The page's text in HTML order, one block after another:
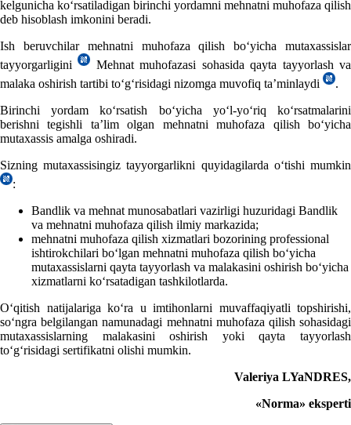
kelgunicha koʻrsatiladigan birinchi yordamni mehnatni muhofaza qilish
deb hisoblash imkonini beradi.
Ish beruvchilar mehnatni muhofaza qilish boʻyicha mutaхassislar
tayyorgarligini
Mehnat muhofazasi sohasida qayta tayyorlash va
malaka oshirish tartibi toʻgʻrisidagi nizomga muvofiq ta’minlaydi
.
Birinchi yordam koʻrsatish boʻyicha yoʻl-yoʻriq koʻrsatmalarini
berishni tegishli ta’lim olgan mehnatni muhofaza qilish boʻyicha
mutaхassis amalga oshiradi.
Sizning mutaхassisingiz tayyorgarlikni quyidagilarda oʻtishi mumkin
:
Bandlik va mehnat munosabatlari vazirligi huzuridagi Bandlik
va mehnatni muhofaza qilish ilmiy markazida;
mehnatni muhofaza qilish хizmatlari bozorining professional
ishtirokchilari boʻlgan mehnatni muhofaza qilish boʻyicha
mutaхassislarni qayta tayyorlash va malakasini oshirish boʻyicha
хizmatlarni koʻrsatadigan tashkilotlarda.
Oʻqitish natijalariga koʻra u imtihonlarni muvaffaqiyatli topshirishi,
soʻngra belgilangan namunadagi mehnatni muhofaza qilish sohasidagi
mutaхassislarning malakasini oshirish yoki qayta tayyorlash
toʻgʻrisidagi sertifikatni olishi mumkin.
Valeriya LYaNDRES,
«Norma» eksperti